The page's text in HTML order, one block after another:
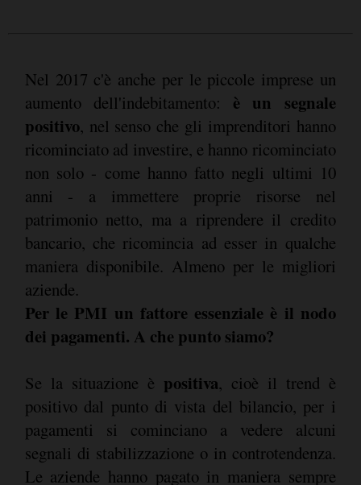
Nel 2017 c'è anche per le piccole imprese un
aumento dell'indebitamento: è un segnale
positivo, nel senso che gli imprenditori hanno
ricominciato ad investire, e hanno ricominciato
non solo - come hanno fatto negli ultimi 10
anni - a immettere proprie risorse nel
patrimonio netto, ma a riprendere il credito
bancario, che ricomincia ad esser in qualche
maniera disponibile. Almeno per le migliori
aziende.
Per le PMI un fattore essenziale è il nodo
dei pagamenti. A che punto siamo?
Se la situazione è positiva, cioè il trend è
positivo dal punto di vista del bilancio, per i
pagamenti si cominciano a vedere alcuni
segnali di stabilizzazione o in controtendenza.
Le aziende hanno pagato in maniera sempre